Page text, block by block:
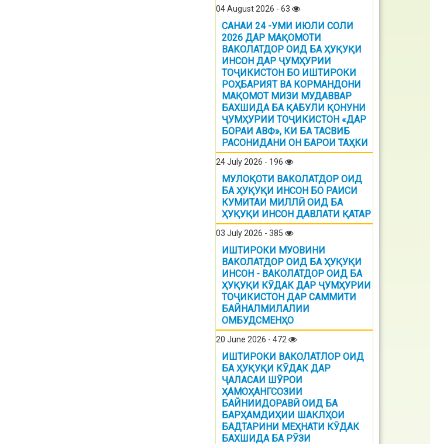
04 August 2026 - 63
САНАИ 24 -УМИ ИЮЛИ СОЛИ
2026 ДАР МАҚОМОТИ
ВАКОЛАТДОР ОИД БА ҲУҚУҚИ
ИНСОН ДАР ҶУМҲУРИИ
ТОҶИКИСТОН БО ИШТИРОКИ
РОҲБАРИЯТ ВА КОРМАНДОНИ
МАҚОМОТ МИЗИ МУДАВВАР
БАХШИДА БА ҚАБУЛИ ҚОНУНИ
ҶУМҲУРИИ ТОҶИКИСТОН «ДАР
БОРАИ АВФ», КИ БА ТАСВИБ
РАСОНИДАНИ ОН БАРОИ ТАҲКИ
24 July 2026 - 196
МУЛОҚОТИ ВАКОЛАТДОР ОИД
БА ҲУҚУҚИ ИНСОН БО РАИСИ
КУМИТАИ МИЛЛӢ ОИД БА
ҲУҚУҚИ ИНСОН ДАВЛАТИ ҚАТАР
03 July 2026 - 385
ИШТИРОКИ МУОВИНИ
ВАКОЛАТДОР ОИД БА ҲУҚУҚИ
ИНСОН - ВАКОЛАТДОР ОИД БА
ҲУҚУҚИ КӮДАК ДАР ҶУМҲУРИИ
ТОҶИКИСТОН ДАР САММИТИ
БАЙНАЛМИЛАЛИИ
ОМБУДСМЕНҲО
20 June 2026 - 472
ИШТИРОКИ ВАКОЛАТЛОР ОИД
БА ҲУҚУҚИ КӮДАК ДАР
ҶАЛАСАИ ШӮРОИ
ҲАМОҲАНГСОЗИИ
БАЙНИИДОРАВӢ ОИД БА
БАРҲАМДИҲИИ ШАКЛҲОИ
БАДТАРИНИ МЕҲНАТИ КӮДАК
БАХШИДА БА РӮЗИ